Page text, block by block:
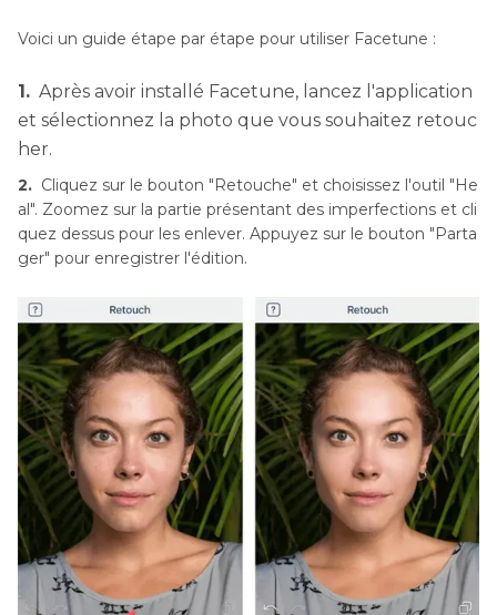
Voici un guide étape par étape pour utiliser Facetune :
1. Après avoir installé Facetune, lancez l'application
et sélectionnez la photo que vous souhaitez retouc
her.
2. Cliquez sur le bouton "Retouche" et choisissez l'outil "He
al". Zoomez sur la partie présentant des imperfections et cli
quez dessus pour les enlever. Appuyez sur le bouton "Parta
ger" pour enregistrer l'édition.